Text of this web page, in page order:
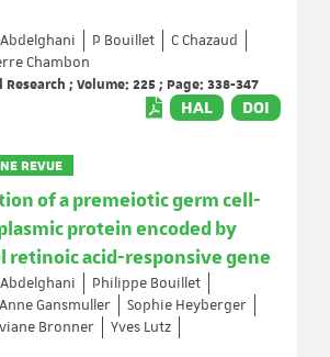
P Bouillet
C Chazaud
Chambon
; Volume: 225 ; Page: 338-347
HAL DOI
REVUE
of a premeiotic germ cell-
protein encoded by
retinoic acid-responsive gene
Philippe Bouillet
Anne Gansmuller
Sophie Heyberger
Bronner
Yves Lutz